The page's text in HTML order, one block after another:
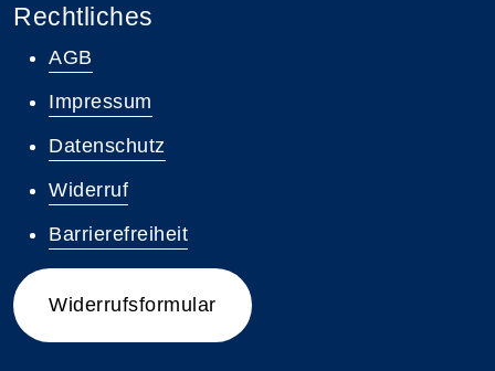
Rechtliches
AGB
Impressum
Datenschutz
Widerruf
Barrierefreiheit
Widerrufsformular